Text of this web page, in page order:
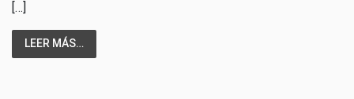
[…]
LEER MÁS…